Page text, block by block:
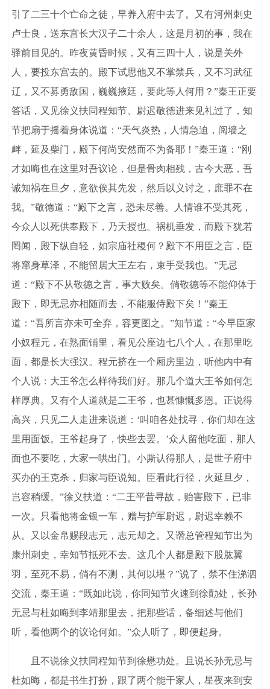
引了二三十个亡命之徒，早养入府中去了。又有河州刺史
卢士良，送东宫长大汉子二十余人，这是月初的事，我在
驿前目见的。昨夜黄昏时候，又有三四十人，说是关外
人，要投东宫去的。殿下试思他又不掌禁兵，又不习武征
辽，又不募勇敌国，巍巍掖廷，要此等人何用？”秦王正要
答话，又见徐义扶同程知节、尉迟敬德进来见礼过了，知
节把扇于摇着身体说道：“天气炎热，人情急迫，阅墙之
衅，延及柴门，殿下何尚安然而不为备耶！”秦王道：“刚
才如晦也在这里对吾议论，但是骨肉相残，古今大恶，吾
诚知祸在旦夕，意欲俟其先发，然后以义讨之，庶罪不在
我。”敬德道：“殿下之言，恐未尽善。人情谁不受其死，
今众人以死供奉殿下，乃天授也。祸机垂发，而殿下犹若
罔闻，殿下纵自轻，如宗庙社稷何？殿下不用臣之言，臣
将窜身草泽，不能留居大王左右，束手受我也。”无忌
道：“殿下不从敬德之言，事大败矣。倘敬德等不能仰体于
殿下，即无忌亦相随而去，不能服侍殿下矣！”秦王
道：“吾所言亦未可全弃，容更图之。”知节道：“今早臣家
小奴程元，在熟面铺里，看见公座边七八个人，在那里吃
面，都是长大强汉。程元挤在一个厢房里边，听他内中有
个人说：大王爷怎么样待我们好。那几个道大王爷如何怎
样厚典。又有个人道就是二王爷，也甚慷慨多恩。正说得
高兴，只见二人走进来说道：‘叫咱各处找寻，你们却在这
里用面饭。王爷起身了，快些去罢。’众人留他吃面，那人
面也不要吃，大家一哄出门。小厮认得那人，是世子府中
买办的王克杀，归家与臣说知。臣看此行径，火延旦夕，
岂容稍缓。”徐义扶道：“二王平昔寻故，贻害殿下，已非
一次。只看他将金银一车，赠与护军尉迟，尉迟幸赖不
从。又以金帛赐段志元，志元却之。又谮总管程知节出为
康州刺史，幸知节抵死不去。这几个人都是殿下股肱翼
羽，至死不易，倘有不测，其何以堪？”说了，禁不住涕泗
交流，秦王道：“既如此说，你同知节火速到徐勣处，长孙
无忌与杜如晦到李靖那里去，把那些话，备细述与他们
听，看他两个的议论何如。”众人听了，即便起身。
且不说徐义扶同程知节到徐懋功处。且说长孙无忌与
杜如晦，都是书生打扮，跟了两个能干家人，星夜来到安